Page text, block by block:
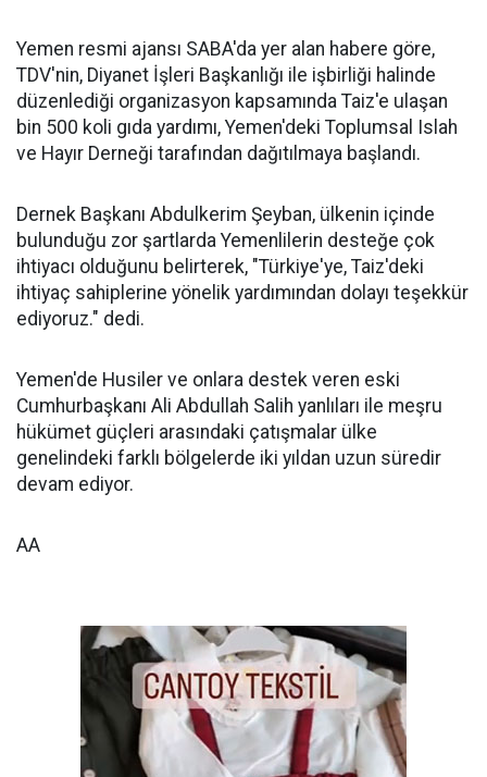
Yemen resmi ajansı SABA'da yer alan habere göre,
TDV'nin, Diyanet İşleri Başkanlığı ile işbirliği halinde
düzenlediği organizasyon kapsamında Taiz'e ulaşan
bin 500 koli gıda yardımı, Yemen'deki Toplumsal Islah
ve Hayır Derneği tarafından dağıtılmaya başlandı.
Dernek Başkanı Abdulkerim Şeyban, ülkenin içinde
bulunduğu zor şartlarda Yemenlilerin desteğe çok
ihtiyacı olduğunu belirterek, "Türkiye'ye, Taiz'deki
ihtiyaç sahiplerine yönelik yardımından dolayı teşekkür
ediyoruz." dedi.
Yemen'de Husiler ve onlara destek veren eski
Cumhurbaşkanı Ali Abdullah Salih yanlıları ile meşru
hükümet güçleri arasındaki çatışmalar ülke
genelindeki farklı bölgelerde iki yıldan uzun süredir
devam ediyor.
AA